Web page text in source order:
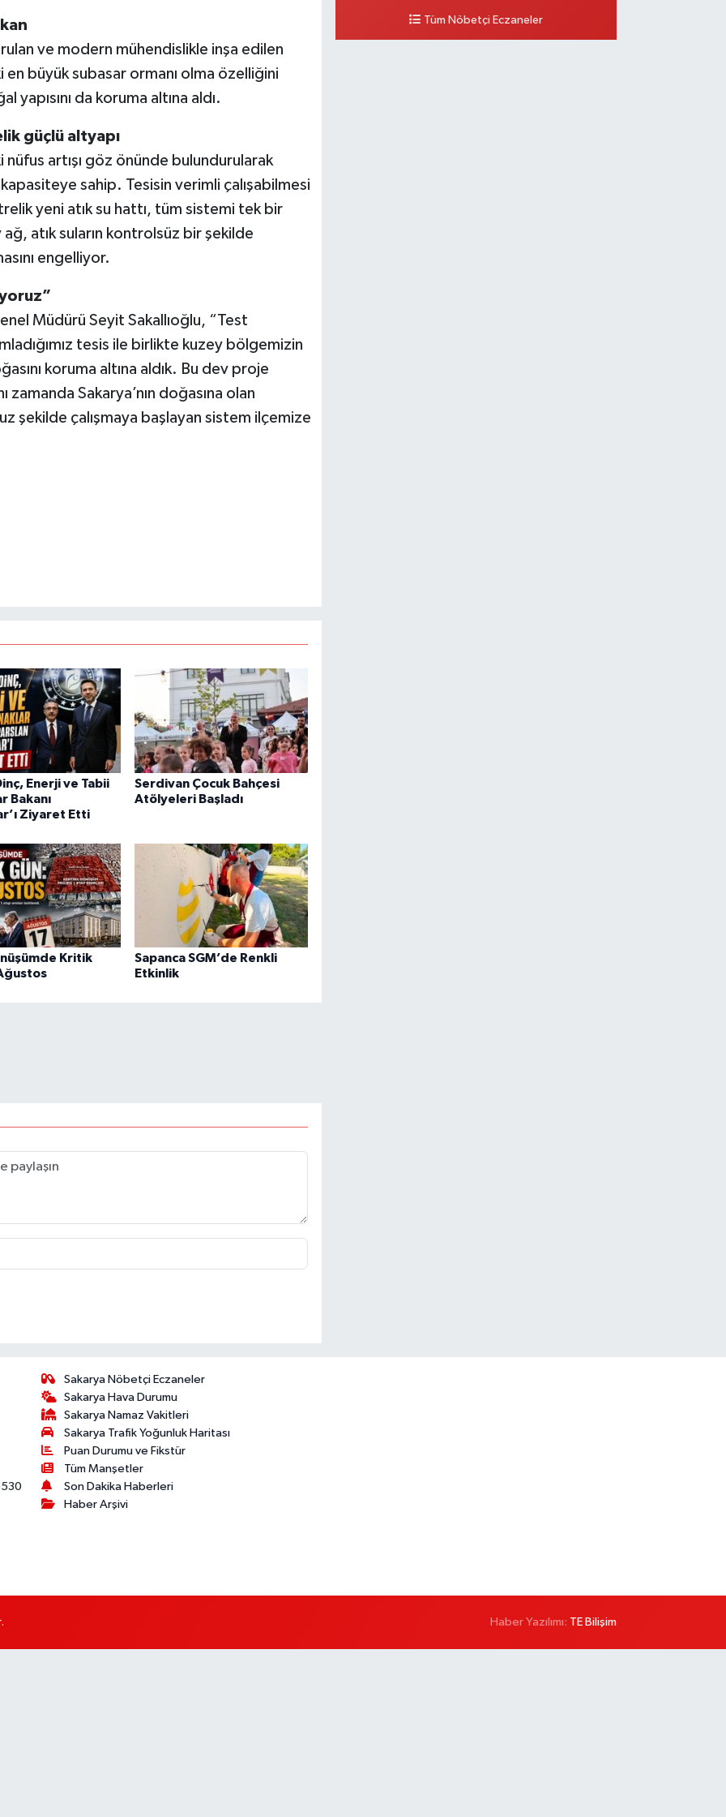
ve modern mühendislikle inşa edilen
büyük subasar ormanı olma özelliğini
yapısını da koruma altına aldı.
güçlü altyapı
artışı göz önünde bulundurularak
sahip. Tesisin verimli çalışabilmesi
yeni atık su hattı, tüm sistemi tek bir
atık suların kontrolsüz bir şekilde
engelliyor.
Müdürü Seyit Sakallıoğlu, “Test
tesis ile birlikte kuzey bölgemizin
koruma altına aldık. Bu dev proje
zamanda Sakarya’nın doğasına olan
şekilde çalışmaya başlayan sistem ilçemize
Enerji ve Tabii
Bakanı
Ziyaret Etti
Serdivan Çocuk Bahçesi
Atölyeleri Başladı
Kritik
Sapanca SGM’de Renkli
Etkinlik
Tüm Nöbetçi Eczaneler
Sakarya Nöbetçi Eczaneler
Sakarya Hava Durumu
Sakarya Namaz Vakitleri
Sakarya Trafik Yoğunluk Haritası
Puan Durumu ve Fikstür
Tüm Manşetler
Son Dakika Haberleri
Haber Arşivi
Haber Yazılımı: TE Bilişim